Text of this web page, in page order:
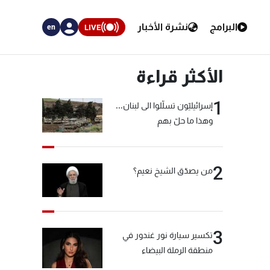
البرامج نشرة الأخبار LIVE
en
الأكثر قراءة
1إسرائيليّون تسلّلوا الى لبنان...
وهذا ما حلّ بهم
2من يصدّق الشيخ نعيم؟
3تكسير سيارة نور غندور في
منطقة الرملة البيضاء